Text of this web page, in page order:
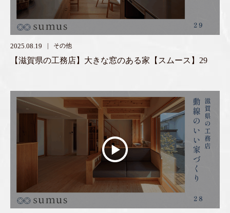
【滋賀県の工務店】大きな窓のある家【スムース】29
2025.08.19 その他